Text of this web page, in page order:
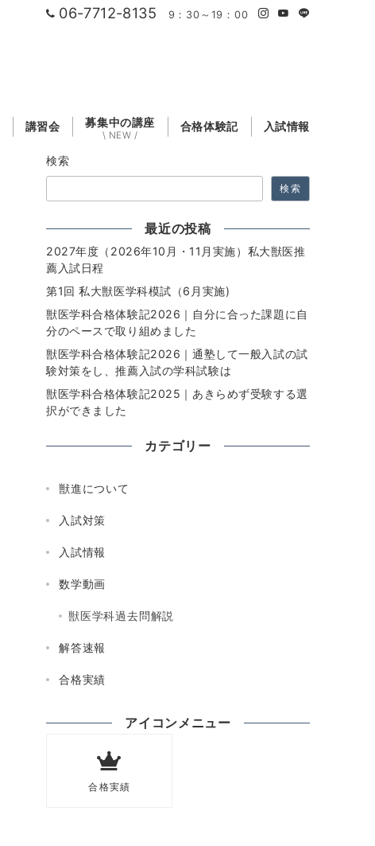
06-7712-8135 9：30～19：00
講習会 募集中の講座
\ NEW /
合格体験記 入試情報
検索
検索
最近の投稿
2027年度（2026年10月・11月実施）私大獣医推
薦入試日程
第1回 私大獣医学科模試（6月実施)
獣医学科合格体験記2026｜自分に合った課題に自
分のペースで取り組めました
獣医学科合格体験記2026｜通塾して一般入試の試
験対策をし、推薦入試の学科試験は
獣医学科合格体験記2025｜あきらめず受験する選
択ができました
カテゴリー
獣進について
入試対策
入試情報
数学動画
獣医学科過去問解説
解答速報
合格実績
アイコンメニュー
合格実績